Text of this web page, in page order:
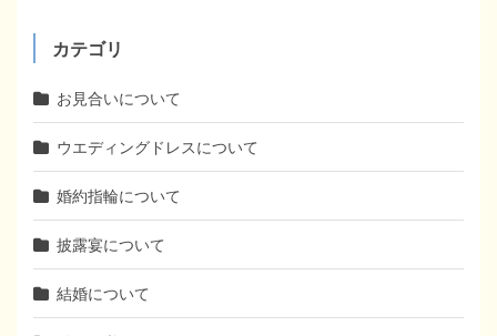
カテゴリ
お見合いについて
ウエディングドレスについて
婚約指輪について
披露宴について
結婚について